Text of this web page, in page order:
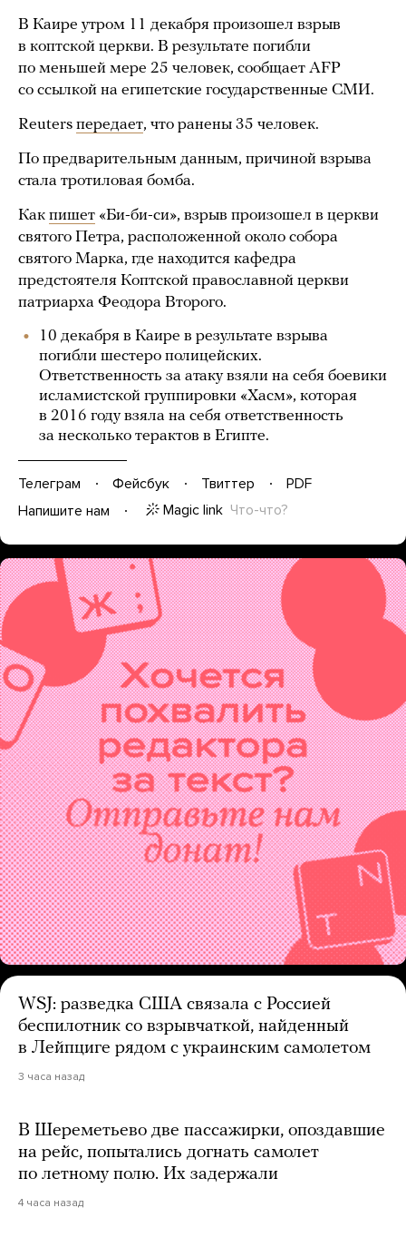
В Каире утром 11 декабря произошел взрыв
в коптской церкви. В результате погибли
по меньшей мере 25 человек, сообщает AFP
со ссылкой на египетские государственные СМИ.
Reuters передает, что ранены 35 человек.
По предварительным данным, причиной взрыва
стала тротиловая бомба.
Как пишет «Би-би-си», взрыв произошел в церкви
святого Петра, расположенной около собора
святого Марка, где находится кафедра
предстоятеля Коптской православной церкви
патриарха Феодора Второго.
10 декабря в Каире в результате взрыва
погибли шестеро полицейских.
Ответственность за атаку взяли на себя боевики
исламистской группировки «Хасм», которая
в 2016 году взяла на себя ответственность
за несколько терактов в Египте.
Телеграм Фейсбук Твиттер
PDF
Напишите нам
Magic link Что-что?
WSJ: разведка США связала с Россией
беспилотник со взрывчаткой, найденный
в Лейпциге рядом с украинским самолетом
3 часа назад
В Шереметьево две пассажирки, опоздавшие
на рейс, попытались догнать самолет
по летному полю. Их задержали
4 часа назад